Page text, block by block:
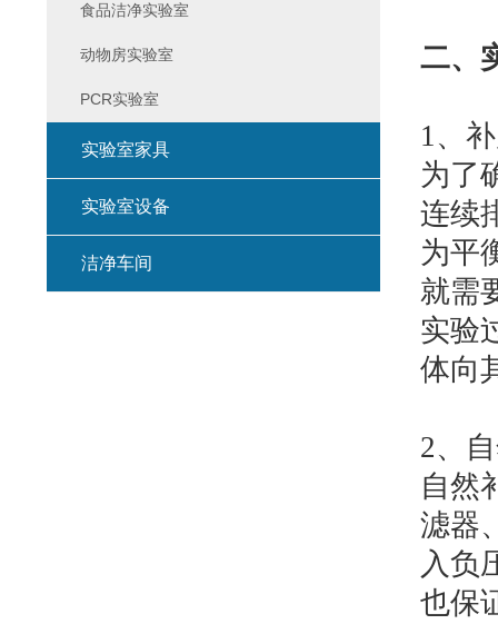
二、
1、
为了
连续
为平
就需
实验
体向
2、
自然
滤器
入负
也保
食品洁净实验室
动物房实验室
PCR实验室
实验室家具
实验室设备
洁净车间